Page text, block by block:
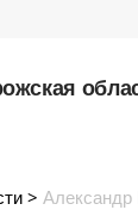
> Александр